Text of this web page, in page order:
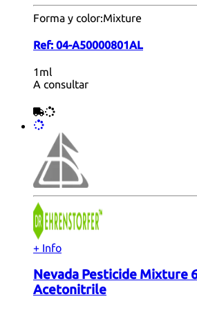
Forma y color:Mixture
Ref: 04-A50000801AL
1ml
A consultar
+ Info
Nevada Pesticide Mixture
Acetonitrile